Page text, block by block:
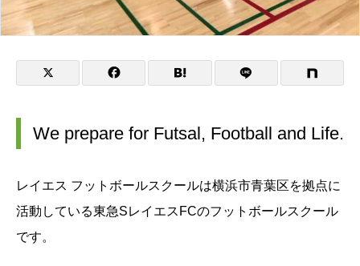
We prepare for Futsal, Football and Life.
レイエス フットボールスクールは横浜市青葉区を拠点に
活動している東急SレイエスFCのフットボールスクール
です。